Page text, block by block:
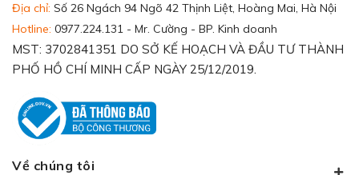
Địa chỉ: Số 26 Ngách 94 Ngõ 42 Thịnh Liệt, Hoàng Mai, Hà Nội
Hotline: 0977.224.131 - Mr. Cường - BP. Kinh doanh
MST: 3702841351 DO SỞ KẾ HOẠCH VÀ ĐẦU TƯ THÀNH
PHỐ HỒ CHÍ MINH CẤP NGÀY 25/12/2019.
Về chúng tôi